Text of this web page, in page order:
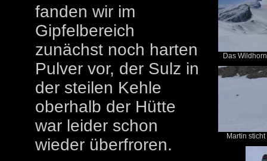
fanden wir im
Gipfelbereich
zunächst noch harten
Pulver vor, der Sulz in
der steilen Kehle
oberhalb der Hütte
war leider schon
wieder überfroren.
Das
Martin